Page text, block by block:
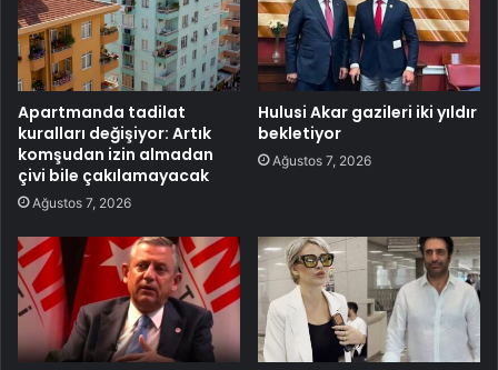
Apartmanda tadilat
kuralları değişiyor: Artık
komşudan izin almadan
çivi bile çakılamayacak
Ağustos 7, 2026
Hulusi Akar gazileri iki yıldır
bekletiyor
Ağustos 7, 2026